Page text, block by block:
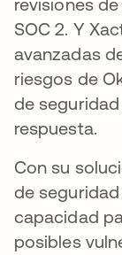
SOC 2. Y
avanzadas
riesgos de
de
respuesta.
Con su
de
capacidad
posibles